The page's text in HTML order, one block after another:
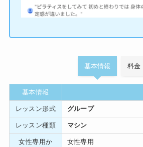
基本情報 料金
基本情報
レッスン形式 グループ
レッスン種類 マシン
女性専用か 女性専用